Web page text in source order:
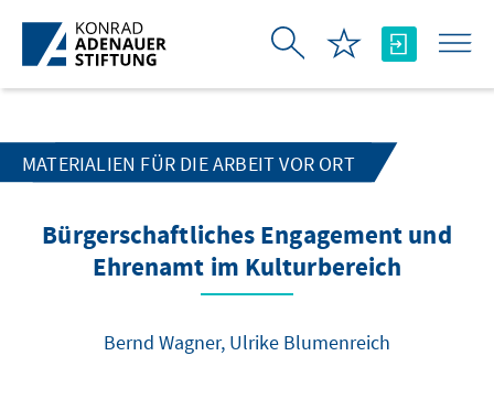
Skip to Main Content
MATERIALIEN FÜR DIE ARBEIT VOR ORT
Bürgerschaftliches Engagement und
Ehrenamt im Kulturbereich
Bernd Wagner, Ulrike Blumenreich